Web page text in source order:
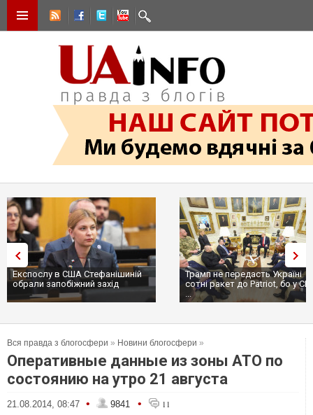
Експослу в США Стефанішиній
обрали запобіжний захід
Трамп не передасть Україні
сотні ракет до Patriot, бо у
...
Вся правда з блогосфери » Новини блогосфери »
Оперативные данные из зоны АТО по
состоянию на утро 21 августа
21.08.2014, 08:47 • 9841 • 11